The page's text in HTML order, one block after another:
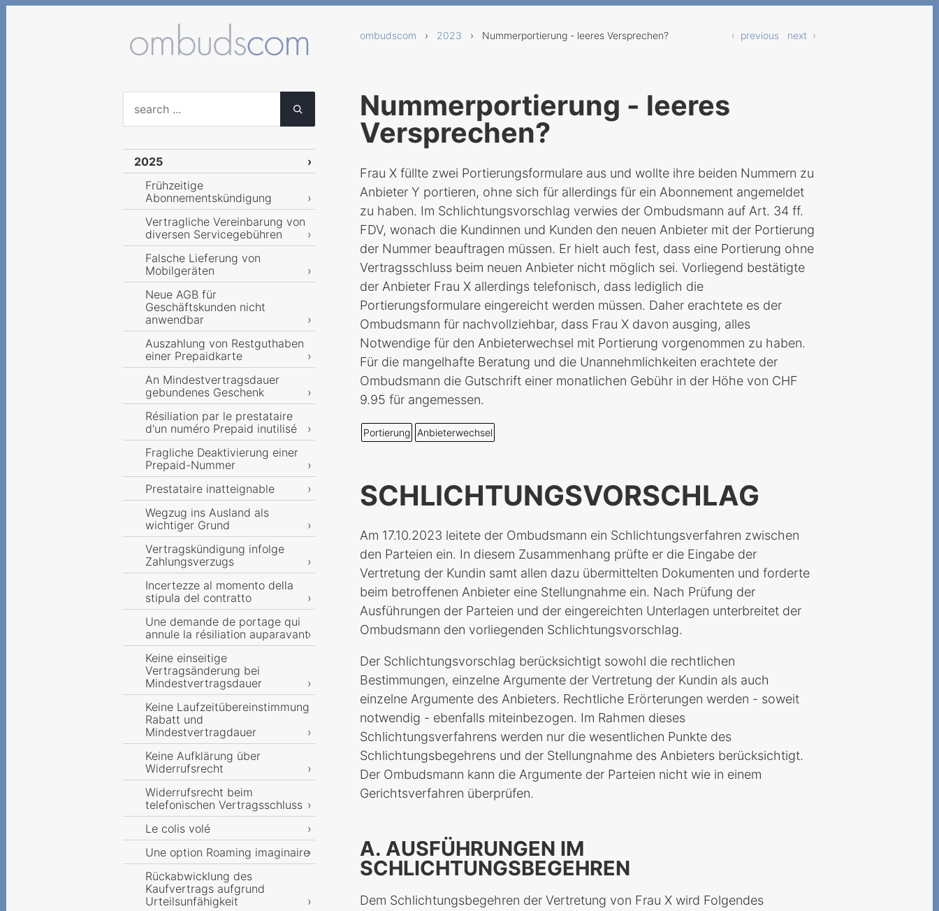
ombudscom › 2023 › Nummerportierung - leeres Versprechen? ‹ previous next ›
Nummerportierung - leeres
Versprechen?
Frau X füllte zwei Portierungsformulare aus und wollte ihre beiden Nummern zu
Anbieter Y portieren, ohne sich für allerdings für ein Abonnement angemeldet
zu haben. Im Schlichtungsvorschlag verwies der Ombudsmann auf Art. 34 ff.
FDV, wonach die Kundinnen und Kunden den neuen Anbieter mit der Portierung
der Nummer beauftragen müssen. Er hielt auch fest, dass eine Portierung ohne
Vertragsschluss beim neuen Anbieter nicht möglich sei. Vorliegend bestätigte
der Anbieter Frau X allerdings telefonisch, dass lediglich die
Portierungsformulare eingereicht werden müssen. Daher erachtete es der
Ombudsmann für nachvollziehbar, dass Frau X davon ausging, alles
Notwendige für den Anbieterwechsel mit Portierung vorgenommen zu haben.
Für die mangelhafte Beratung und die Unannehmlichkeiten erachtete der
Ombudsmann die Gutschrift einer monatlichen Gebühr in der Höhe von CHF
9.95 für angemessen.
Portierung Anbieterwechsel
SCHLICHTUNGSVORSCHLAG
Am 17.10.2023 leitete der Ombudsmann ein Schlichtungsverfahren zwischen
den Parteien ein. In diesem Zusammenhang prüfte er die Eingabe der
Vertretung der Kundin samt allen dazu übermittelten Dokumenten und forderte
beim betroffenen Anbieter eine Stellungnahme ein. Nach Prüfung der
Ausführungen der Parteien und der eingereichten Unterlagen unterbreitet der
Ombudsmann den vorliegenden Schlichtungsvorschlag.
Der Schlichtungsvorschlag berücksichtigt sowohl die rechtlichen
Bestimmungen, einzelne Argumente der Vertretung der Kundin als auch
einzelne Argumente des Anbieters. Rechtliche Erörterungen werden - soweit
notwendig - ebenfalls miteinbezogen. Im Rahmen dieses
Schlichtungsverfahrens werden nur die wesentlichen Punkte des
Schlichtungsbegehrens und der Stellungnahme des Anbieters berücksichtigt.
Der Ombudsmann kann die Argumente der Parteien nicht wie in einem
Gerichtsverfahren überprüfen.
A. AUSFÜHRUNGEN IM
SCHLICHTUNGSBEGEHREN
Dem Schlichtungsbegehren der Vertretung von Frau X wird Folgendes
2025
Frühzeitige
Abonnementskündigung
Vertragliche Vereinbarung von
diversen Servicegebühren
Falsche Lieferung von
Mobilgeräten
Neue AGB für
Geschäftskunden nicht
anwendbar
Auszahlung von Restguthaben
einer Prepaidkarte
An Mindestvertragsdauer
gebundenes Geschenk
Résiliation par le prestataire
d'un numéro Prepaid inutilisé
Fragliche Deaktivierung einer
Prepaid-Nummer
Prestataire inatteignable
Wegzug ins Ausland als
wichtiger Grund
Vertragskündigung infolge
Zahlungsverzugs
Incertezze al momento della
stipula del contratto
Une demande de portage qui
annule la résiliation auparavant
Keine einseitige
Vertragsänderung bei
Mindestvertragsdauer
Keine Laufzeitübereinstimmung
Rabatt und
Mindestvertragdauer
Keine Aufklärung über
Widerrufsrecht
Widerrufsrecht beim
telefonischen Vertragsschluss
Le colis volé
Une option Roaming imaginaire
Rückabwicklung des
Kaufvertrags aufgrund
Urteilsunfähigkeit